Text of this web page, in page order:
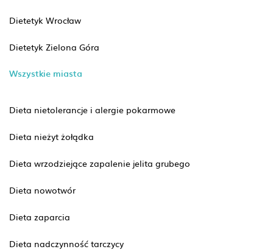
Dietetyk Wrocław
Dietetyk Zielona Góra
Wszystkie miasta
Dieta nietolerancje i alergie pokarmowe
Dieta nieżyt żołądka
Dieta wrzodziejące zapalenie jelita grubego
Dieta nowotwór
Dieta zaparcia
Dieta nadczynność tarczycy